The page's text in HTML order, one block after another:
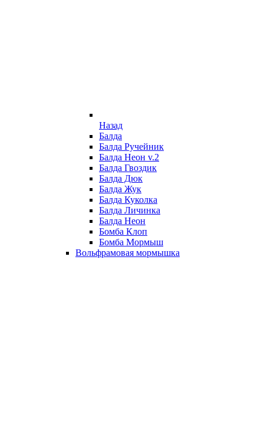
Назад
Балда
Балда Ручейник
Балда Неон v.2
Балда Гвоздик
Балда Дюк
Балда Жук
Балда Куколка
Балда Личинка
Балда Неон
Бомба Клоп
Бомба Мормыш
Вольфрамовая мормышка